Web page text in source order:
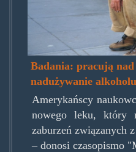
Badania: pracują
nadużywanie alkoholu
Amerykańscy
nowego leku, który
zaburzeń związanych
– donosi czasopismo